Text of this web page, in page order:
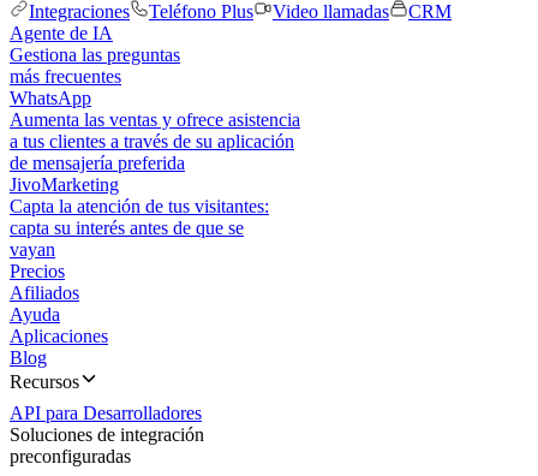
Integraciones
Teléfono Plus Video llamadas
CRM
Agente de IA
Gestiona las preguntas
más frecuentes
WhatsApp
Aumenta las ventas y ofrece asistencia
a tus clientes a través de su aplicación
de mensajería preferida
JivoMarketing
Capta la atención de tus visitantes:
capta su interés antes de que se
vayan
Precios
Afiliados
Ayuda
Aplicaciones
Blog
Recursos
API para Desarrolladores
Soluciones de integración
preconfiguradas